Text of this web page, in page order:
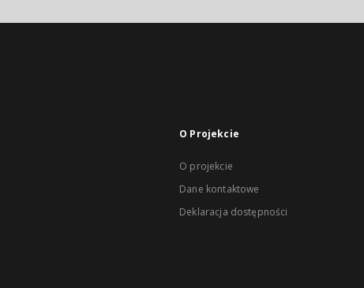
O Projekcie
O projekcie
Dane kontaktowe
Deklaracja dostępności